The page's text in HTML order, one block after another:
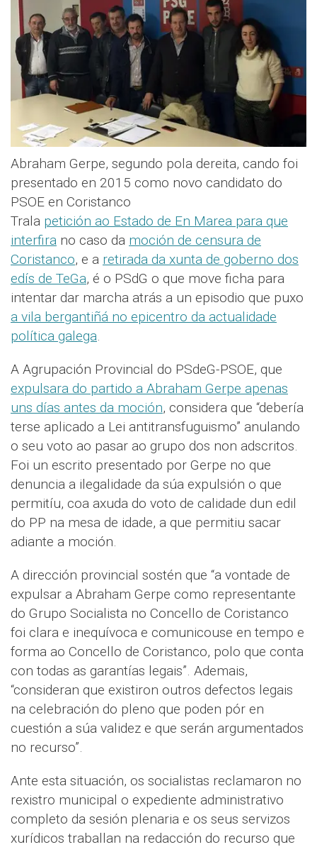
Abraham Gerpe, segundo pola dereita, cando foi
presentado en 2015 como novo candidato do
PSOE en Coristanco
Trala petición ao Estado de En Marea para que
interfira no caso da moción de censura de
Coristanco, e a retirada da xunta de goberno dos
edís de TeGa, é o PSdG o que move ficha para
intentar dar marcha atrás a un episodio que puxo
a vila bergantiñá no epicentro da actualidade
política galega
A Agrupación Provincial do PSdeG-PSOE, que
expulsara do partido a Abraham Gerpe apenas
uns días antes da moción, considera que “debería
terse aplicado a Lei antitransfuguismo” anulando
o seu voto ao pasar ao grupo dos non adscritos.
Foi un escrito presentado por Gerpe no que
denuncia a ilegalidade da súa expulsión o que
permitíu, coa axuda do voto de calidade dun edil
do PP na mesa de idade, a que permitiu sacar
adiante a moción.
A dirección provincial sostén que “a vontade de
expulsar a Abraham Gerpe como representante
do Grupo Socialista no Concello de Coristanco
foi clara e inequívoca e comunicouse en tempo e
forma ao Concello de Coristanco, polo que conta
con todas as garantías legais”. Ademais,
“consideran que existiron outros defectos legais
na celebración do pleno que poden pór en
cuestión a súa validez e que serán argumentados
no recurso”.
Ante esta situación, os socialistas reclamaron no
rexistro municipal o expediente administrativo
completo da sesión plenaria e os seus servizos
xurídicos traballan na redacción do recurso que